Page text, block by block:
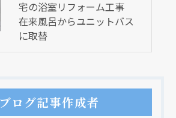
宅の浴室リフォーム工事
在来風呂からユニットバス
に取替
ブログ記事作成者